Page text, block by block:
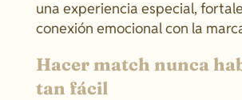
una experiencia especial,
conexión emocional con la
Hacer match nunca
tan fácil